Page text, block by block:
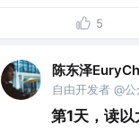
5
陈东泽
自由开发者 @公
第1天，读